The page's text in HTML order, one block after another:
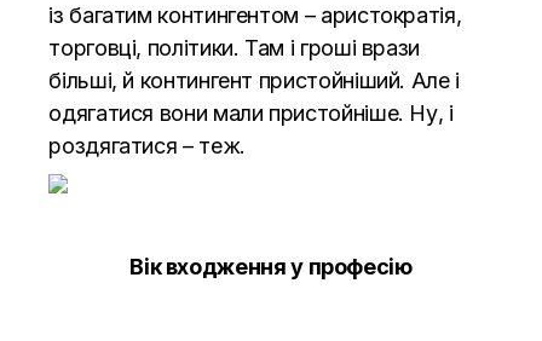
із багатим контингентом – аристократія,
торговці, політики. Там і гроші врази
більші, й контингент пристойніший. Але і
одягатися вони мали пристойніше. Ну, і
роздягатися – теж.
Вік входження у професію